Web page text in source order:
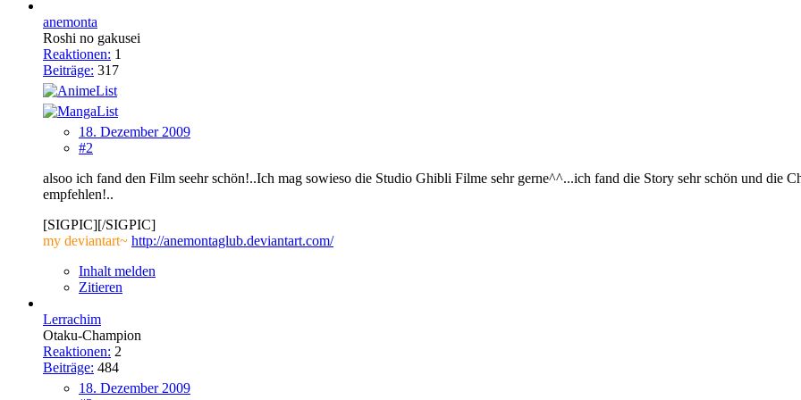
anemonta
Roshi no gakusei
Reaktionen: 1
Beiträge: 317
18. Dezember 2009
#2
alsoo ich fand den Film seehr schön!..Ich mag sowieso die Studio Ghibli Filme sehr gerne^^...ich fand die Story sehr schön und die
empfehlen!..
[SIGPIC][/SIGPIC]
my deviantart~ http://anemontaglub.deviantart.com/
Inhalt melden
Zitieren
Lerrachim
Otaku-Champion
Reaktionen: 2
Beiträge: 484
18. Dezember 2009